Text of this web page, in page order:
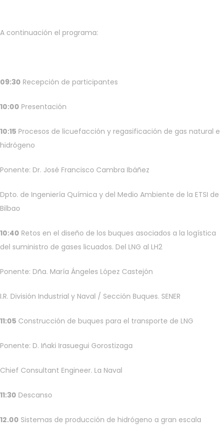
A continuación el programa:
09:30 Recepción de participantes
10:00 Presentación
10:15 Procesos de licuefacción y regasificación de gas natural e
hidrógeno
Ponente: Dr. José Francisco Cambra Ibáñez
Dpto. de Ingeniería Química y del Medio Ambiente de la ETSI de
Bilbao
10:40 Retos en el diseño de los buques asociados a la logística
del suministro de gases licuados. Del LNG al LH2
Ponente: Dña. María Ángeles López Castejón
I.R. División Industrial y Naval / Sección Buques. SENER
11:05 Construcción de buques para el transporte de LNG
Ponente: D. Iñaki Irasuegui Gorostizaga
Chief Consultant Engineer. La Naval
11:30 Descanso
12.00 Sistemas de producción de hidrógeno a gran escala